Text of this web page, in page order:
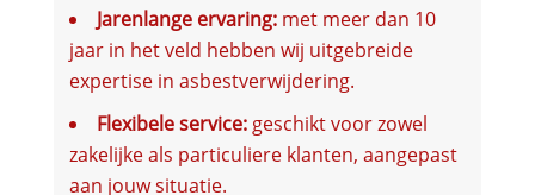
Jarenlange ervaring:met meer dan 10
jaar in het veld hebben wij uitgebreide
expertise in asbestverwijdering.
Flexibele service:geschikt voor zowel
zakelijke als particuliere klanten, aangepast
aan jouw situatie.